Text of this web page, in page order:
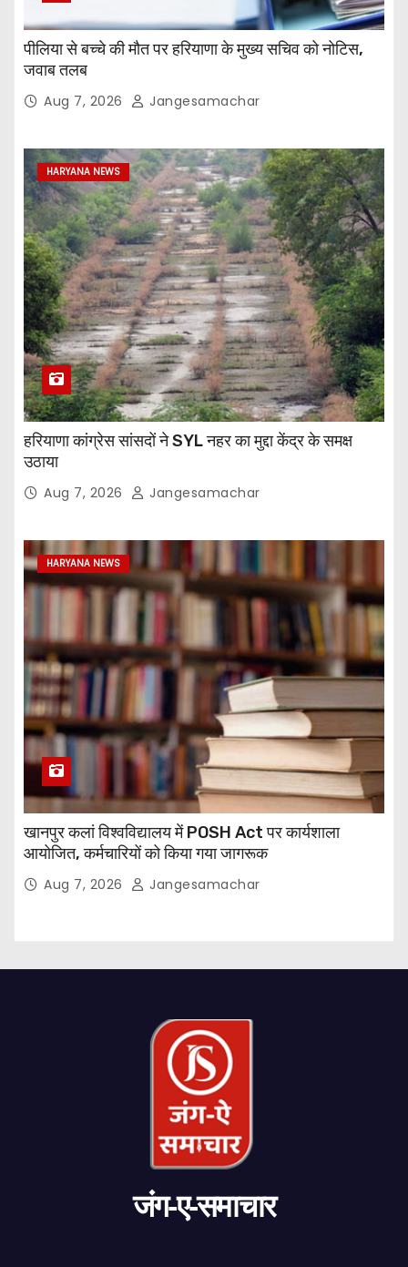
पीलिया से बच्चे की मौत पर हरियाणा के मुख्य सचिव को नोटिस,
जवाब तलब
Aug 7, 2026 Jangesamachar
HARYANA NEWS
हरियाणा कांग्रेस सांसदों ने SYL नहर का मुद्दा केंद्र के समक्ष
उठाया
Aug 7, 2026 Jangesamachar
HARYANA NEWS
खानपुर कलां विश्वविद्यालय में POSH Act पर कार्यशाला
आयोजित, कर्मचारियों को किया गया जागरूक
Aug 7, 2026 Jangesamachar
जंग-ए-समाचार